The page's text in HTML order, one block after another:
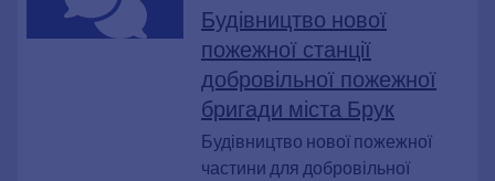
Будівництво нової
пожежної станції
добровільної пожежної
бригади міста Брук
Будівництво нової пожежної
частини для добровільної